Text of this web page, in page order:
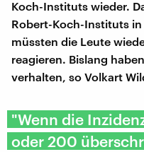
Koch-Instituts wieder.
Robert-Koch-Instituts
müssten die Leute
reagieren. Bislang
verhalten, so Volkart
"Wenn die
oder 200